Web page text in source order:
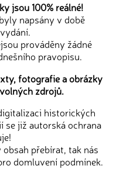
jsou 100% reálné!
napsány v době
prováděny žádné
pravopisu.
fotografie a obrázky
zdrojů.
historických
již autorská ochrana
přebírat, tak nás
domluvení podmínek.